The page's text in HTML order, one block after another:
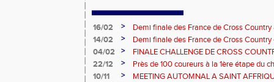
16/02 >
Demi finale des France de Cross
BEF BEM a honoré le maillot!
14/02 >
Demi finale des France de Cross Country
sélection Aveyron BEF BEM motivée!
04/02 >
FINALE CHALLENGE DE CROSS
PANAT
22/12 >
Près de 100 coureurs à la 1ère étape du
de Rouergue
10/11 >
MEETING AUTOMNAL A SAINT